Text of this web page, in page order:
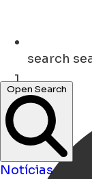
search
Open Search
Notícias
Lar